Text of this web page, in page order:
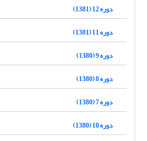
دوره 12 (1381)
دوره 11 (1381)
دوره 9 (1380)
دوره 8 (1380)
دوره 7 (1380)
دوره 10 (1380)